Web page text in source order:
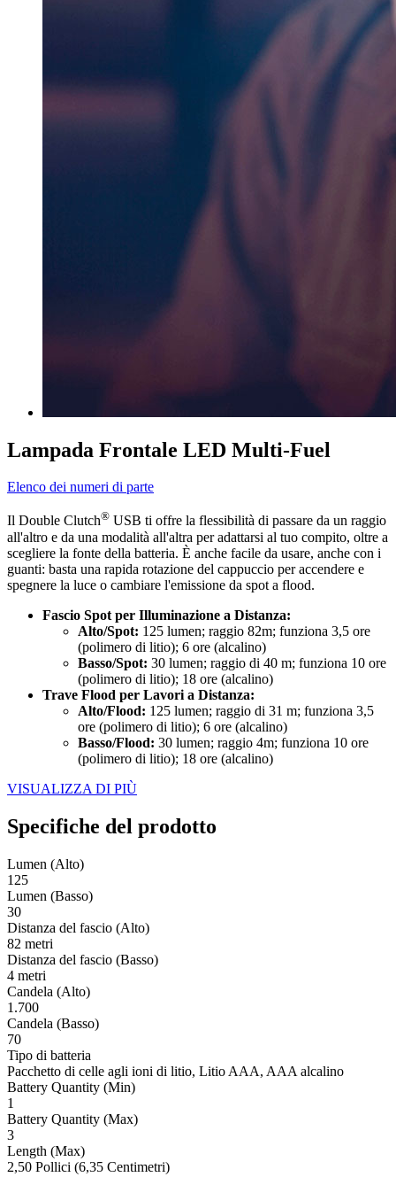
Lampada Frontale LED Multi-Fuel
Elenco dei numeri di parte
Il Double Clutch® USB ti offre la flessibilità di passare da un raggio
all'altro e da una modalità all'altra per adattarsi al tuo compito, oltre a
scegliere la fonte della batteria. È anche facile da usare, anche con i
guanti: basta una rapida rotazione del cappuccio per accendere e
spegnere la luce o cambiare l'emissione da spot a flood.
Fascio Spot per Illuminazione a Distanza:
Alto/Spot: 125 lumen; raggio 82m; funziona 3,5 ore
(polimero di litio); 6 ore (alcalino)
Basso/Spot: 30 lumen; raggio di 40 m; funziona 10 ore
(polimero di litio); 18 ore (alcalino)
Trave Flood per Lavori a Distanza:
Alto/Flood: 125 lumen; raggio di 31 m; funziona 3,5
ore (polimero di litio); 6 ore (alcalino)
Basso/Flood: 30 lumen; raggio 4m; funziona 10 ore
(polimero di litio); 18 ore (alcalino)
VISUALIZZA DI PIÙ
Specifiche del prodotto
Lumen (Alto)
125
Lumen (Basso)
30
Distanza del fascio (Alto)
82 metri
Distanza del fascio (Basso)
4 metri
Candela (Alto)
1.700
Candela (Basso)
70
Tipo di batteria
Pacchetto di celle agli ioni di litio, Litio AAA, AAA alcalino
Battery Quantity (Min)
1
Battery Quantity (Max)
3
Length (Max)
2,50 Pollici (6,35 Centimetri)